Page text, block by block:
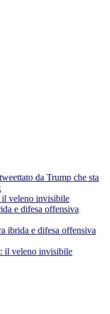
da Trump che sta
veleno invisibile
e difesa offensiva
ibrida e difesa offensiva
il veleno invisibile